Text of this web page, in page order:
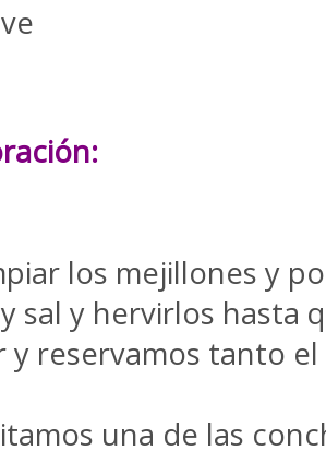
los mejillones y
sal y hervirlos hasta
y reservamos tanto
una de las